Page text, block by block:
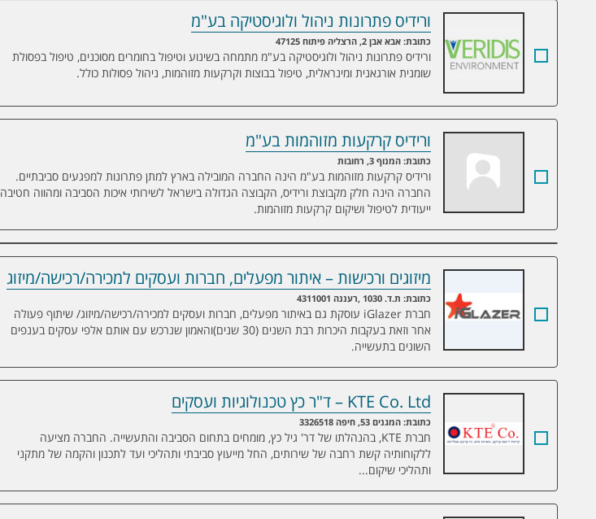
ורידיס פתרונות ניהול ולוגיסטיקה בע"מ
ורידיס פתרונות ניהול ולוגיסטיקה בע"מ
כתובת: אבא אבן 2, הרצליה פיתוח 47125
ורידיס פתרונות ניהול ולוגיסטיקה בע"מ מתמחה בשינוע וטיפול בחומרים מסוכנים, טיפול בפסולת
שומנית אורגאנית ומינראלית, טיפול בבוצות וקרקעות מזוהמות, ניהול פסולות כולל.
ורידיס קרקעות מזוהמות בע"מ
ורידיס קרקעות מזוהמות בע"מ
כתובת: המנוף 3, רחובות
ורידיס קרקעות מזוהמות בע"מ הינה החברה המובילה בארץ למתן פתרונות למפגעים סביבתיים.
החברה הינה חלק מקבוצת ורידיס, הקבוצה הגדולה בישראל לשירותי איכות הסביבה ומהווה חטיבה
ייעודית לטיפול ושיקום קרקעות מזוהמות.
מיזוגים ורכישות – איתור מפעלים, חברות ועסקים למכירה/רכישה/מיזוג
מיזוגים ורכישות – איתור מפעלים, חברות ועסקים למכירה/רכישה/מיזוג
כתובת: ת.ד. 1030 ,רעננה 4311001
חברת iGlazer עוסקת גם באיתור מפעלים, חברות ועסקים למכירה/רכישה/מיזוג/ שיתוף פעולה
אחר וזאת בעקבות היכרות רבת השנים (30 שנים)והאמון שנרכש עם אותם אלפי עסקים בענפים
השונים בתעשייה.
KTE Co. Ltd – ד"ר כץ טכנולוגיות ועסקים
KTE Co. Ltd – ד"ר כץ טכנולוגיות ועסקים
כתובת: המגנים 53, חיפה 3326518
חברת KTE, בהנהלתו של דר' גיל כץ, מומחים בתחום הסביבה והתעשייה. החברה מציעה
ללקוחותיה קשת רחבה של שירותים, החל מייעוץ סביבתי ותהליכי ועד לתכנון והקמה של מתקני
ותהליכי שיקום...